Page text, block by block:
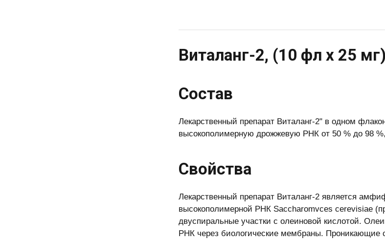
Виталанг-2, (10 фл х 25
Состав
Лекарственный препарат Виталанг-2" в одном
высокополимерную дрожжевую РНК от 50 % до 98 %,
Свойства
Лекарственный препарат Виталанг-2 является
высокополимерной РНК Saccharomvces cerevisiae
двуспиральные участки с олеиновой кислотой.
РНК через биологические мембраны. Проникающие